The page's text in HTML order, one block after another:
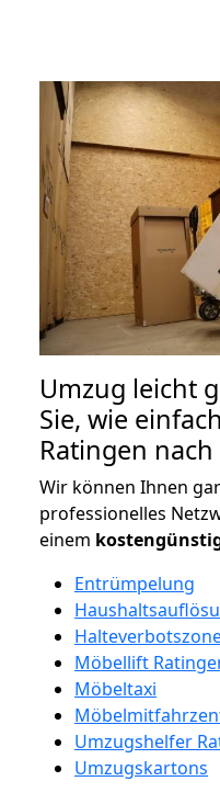
Umzug leicht
Sie, wie
Ratingen
Wir können Ihnen
professionelles
einem
Entrümpelung
Möbellift
Möbeltaxi
Umzugshelfer
Umzugskartons